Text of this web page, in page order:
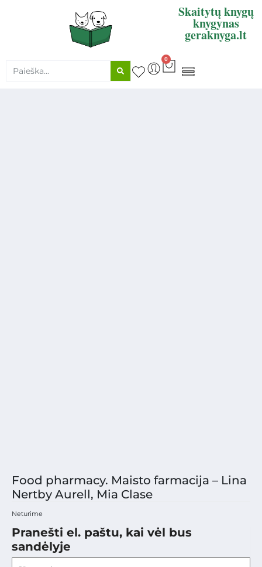
Skaitytų knygų
knygynas
geraknyga.lt
0
Food pharmacy. Maisto farmacija – Lina
Nertby Aurell, Mia Clase
Neturime
Pranešti el. paštu, kai vėl bus
sandėlyje